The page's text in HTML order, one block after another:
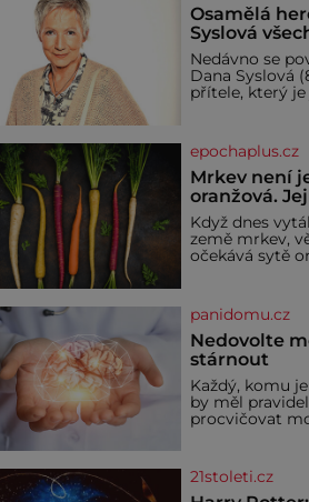
Osamělá
Syslová
vzdala?
Nedávno se
Dana Syslová
přítele, který
čím dál častěji
svém odchodu. Dohnala ji
snad samota?
epochaplus.cz
Mrkev není
oranžová.
začíná
Když dnes
země mrkev,
očekává sytě
možné, jen ne
fialová, žlutá,
dokonce téměř
díky stovkám
šlechtění se z ní
zelenina, bez
zahradu ani
představit. Její
panidomu.cz
Nedovolte
stárnout
Každý, komu
by měl
procvičovat
paměť. Možná
problém
21stoleti.cz